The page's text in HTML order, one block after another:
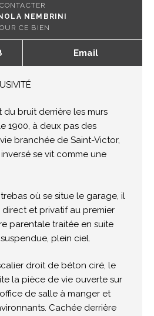
CONTACTER
NEMBRINI
CE BIEN
Email
bruit derrière les murs
1900, à deux pas des
branchée de Saint-Victor,
se vit comme une
où se situe le garage, il
direct et privatif au premier
parentale traitée en suite
plein ciel.
droit de béton ciré, le
la pièce de vie ouverte sur
de salle à manger et
Cachée derrière